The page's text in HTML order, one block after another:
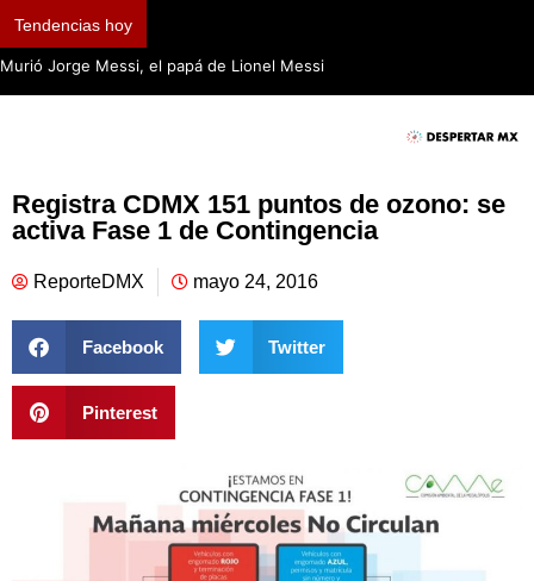
Tendencias hoy
Murió Jorge Messi, el papá de Lionel Messi
Registra CDMX 151 puntos de ozono: se
activa Fase 1 de Contingencia
ReporteDMX mayo 24, 2016
Facebook Twitter
Pinterest